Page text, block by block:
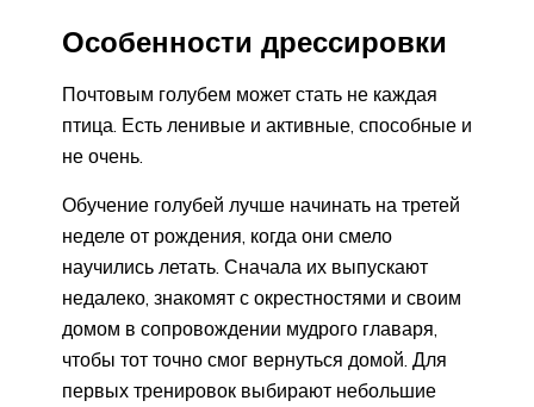
Особенности дрессировки
Почтовым голубем может стать не каждая
птица. Есть ленивые и активные, способные и
не очень.
Обучение голубей лучше начинать на третей
неделе от рождения, когда они смело
научились летать. Сначала их выпускают
недалеко, знакомят с окрестностями и своим
домом в сопровождении мудрого главаря,
чтобы тот точно смог вернуться домой. Для
первых тренировок выбирают небольшие